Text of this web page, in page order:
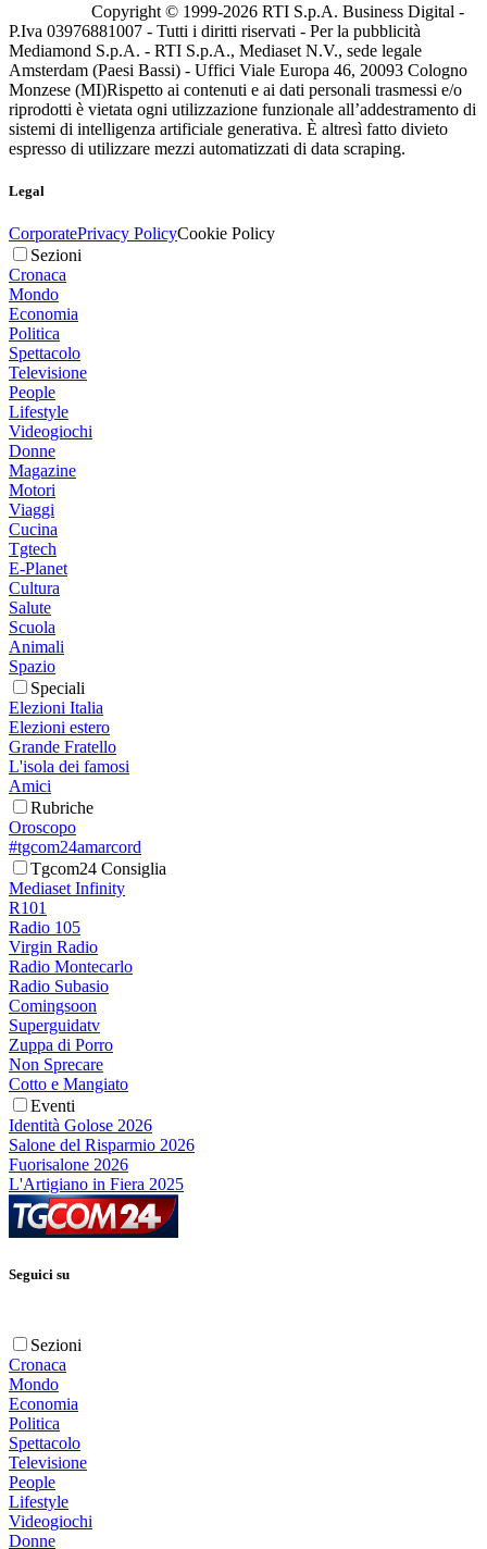
Copyright © 1999-2026 RTI S.p.A. Business Digital -
P.Iva 03976881007 - Tutti i diritti riservati - Per la pubblicità
Mediamond S.p.A. - RTI S.p.A., Mediaset N.V., sede legale
Amsterdam (Paesi Bassi) - Uffici Viale Europa 46, 20093 Cologno
Monzese (MI)Rispetto ai contenuti e ai dati personali trasmessi e/o
riprodotti è vietata ogni utilizzazione funzionale all’addestramento di
sistemi di intelligenza artificiale generativa. È altresì fatto divieto
espresso di utilizzare mezzi automatizzati di data scraping.
Legal
CorporatePrivacy PolicyCookie Policy
Sezioni
Cronaca
Mondo
Economia
Politica
Spettacolo
Televisione
People
Lifestyle
Videogiochi
Donne
Magazine
Motori
Viaggi
Cucina
Tgtech
E-Planet
Cultura
Salute
Scuola
Animali
Spazio
Speciali
Elezioni Italia
Elezioni estero
Grande Fratello
L'isola dei famosi
Amici
Rubriche
Oroscopo
#tgcom24amarcord
Tgcom24 Consiglia
Mediaset Infinity
R101
Radio 105
Virgin Radio
Radio Montecarlo
Radio Subasio
Comingsoon
Superguidatv
Zuppa di Porro
Non Sprecare
Cotto e Mangiato
Eventi
Identità Golose 2026
Salone del Risparmio 2026
Fuorisalone 2026
L'Artigiano in Fiera 2025
Seguici su
Sezioni
Cronaca
Mondo
Economia
Politica
Spettacolo
Televisione
People
Lifestyle
Videogiochi
Donne